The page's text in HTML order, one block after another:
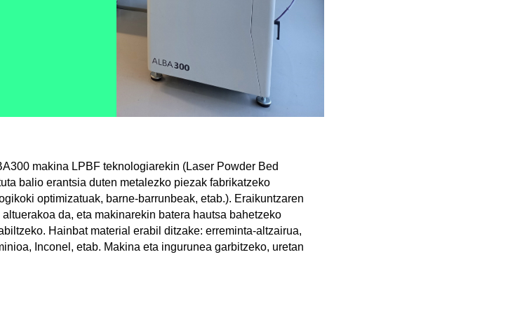
makina LPBF teknologiarekin (Laser Powder Bed
balio erantsia duten metalezko piezak fabrikatzeko
optimizatuak, barne-barrunbeak, etab.). Eraikuntzaren
da, eta makinarekin batera hautsa bahetzeko
Hainbat material erabil ditzake: erreminta-altzairua,
Inconel, etab. Makina eta ingurunea garbitzeko, uretan